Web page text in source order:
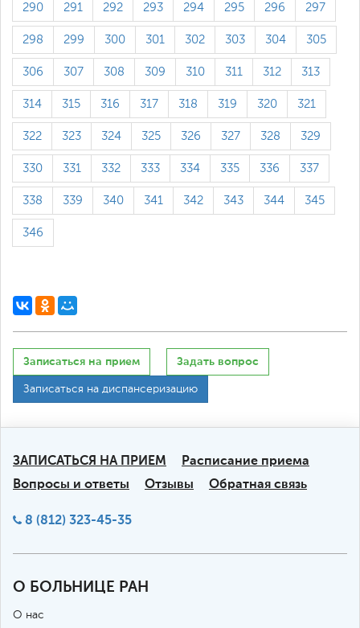
290 291 292 293 294 295 296 297
298 299 300 301 302 303 304 305
306 307 308 309 310 311 312 313
314 315 316 317 318 319 320 321
322 323 324 325 326 327 328 329
330 331 332 333 334 335 336 337
338 339 340 341 342 343 344 345
346
Записаться на прием Задать вопрос
Записаться на диспансеризацию
ЗАПИСАТЬСЯ НА ПРИЕМ
Расписание приема
Вопросы и ответы
Отзывы Обратная связь
8 (812) 323-45-35
О БОЛЬНИЦЕ РАН
О нас